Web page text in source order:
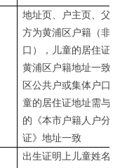
地址页、户主页、父
方为黄浦区户籍（非
口），儿童的居住证
黄浦区户籍地址一致
区公共户或集体户口
童的居住证地址需与
的《本市户籍人户分
证》地址一致
出生证明上儿童姓名